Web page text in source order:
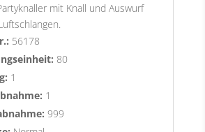
mit Knall und Auswurf
56178
80
1
1
999